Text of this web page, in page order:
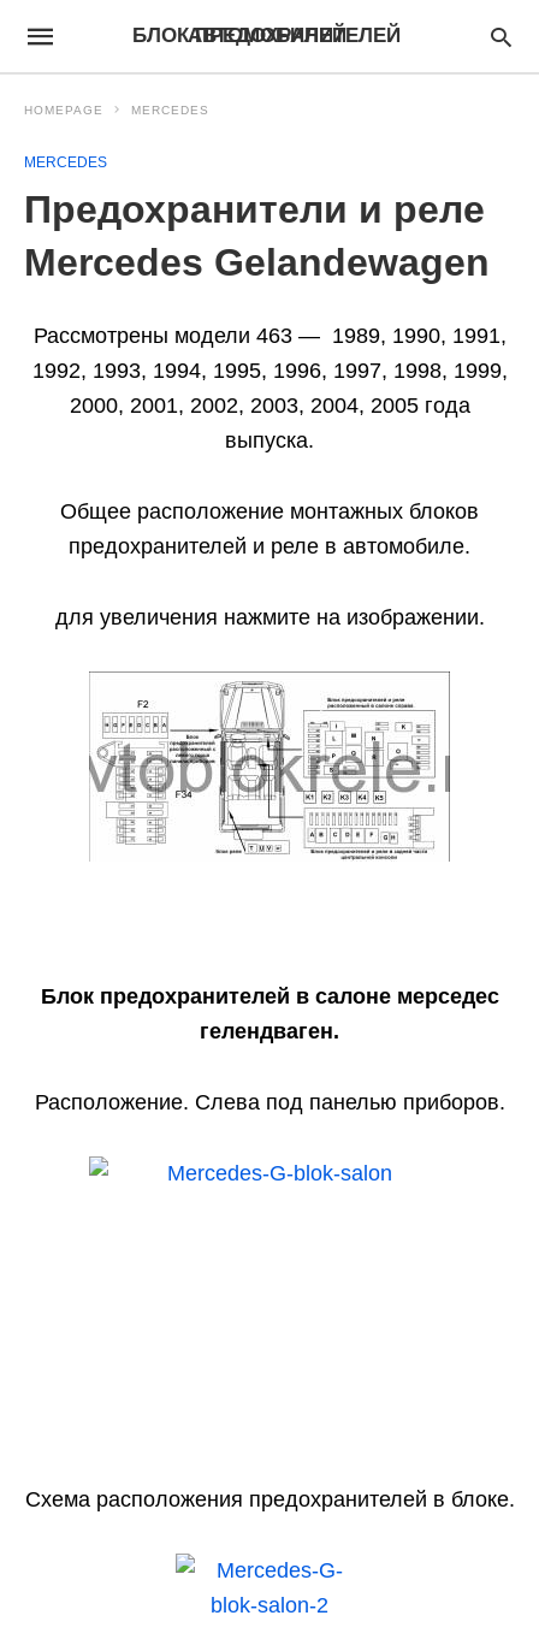
БЛОК ПРЕДОХРАНИТЕЛЕЙ АВТОМОБИЛЕЙ
HOMEPAGE MERCEDES
MERCEDES
Предохранители и реле
Mercedes Gelandewagen
Рассмотрены модели 463 — 1989, 1990, 1991,
1992, 1993, 1994, 1995, 1996, 1997, 1998, 1999,
2000, 2001, 2002, 2003, 2004, 2005 года
выпуска.
Общее расположение монтажных блоков
предохранителей и реле в автомобиле.
для увеличения нажмите на изображении.
Блок предохранителей в салоне мерседес
гелендваген.
Расположение. Слева под панелью приборов.
Схема расположения предохранителей в блоке.